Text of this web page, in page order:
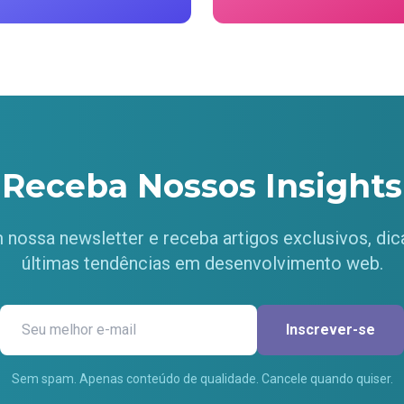
Receba Nossos Insights
nossa newsletter e receba artigos exclusivos,
últimas tendências em desenvolvimento web.
Inscrever-se
Sem spam. Apenas conteúdo de qualidade. Cancele quando quiser.